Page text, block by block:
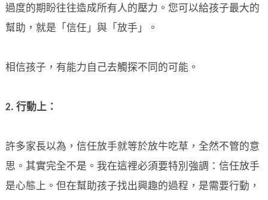
過度的期盼往往造成所有人的壓力。您可以給孩子最大的
幫助，就是「信任」與「放手」。
相信孩子，有能力自己去觸探不同的可能。
2. 行動上：
許多家長以為，信任放手就等於放牛吃草，全然不管的意
思。其實完全不是。我在這裡必須要特別強調：信任放手
是心態上。但在幫助孩子找出興趣的過程，是需要行動，